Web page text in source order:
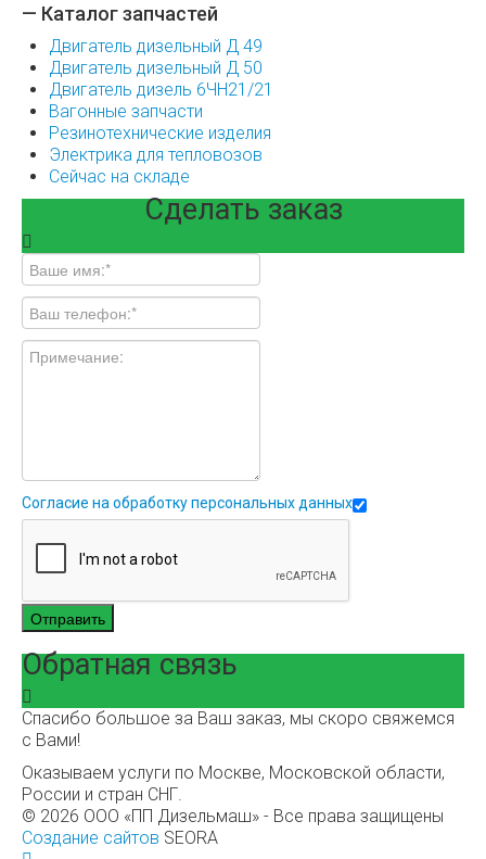
— Каталог запчастей
Двигатель дизельный Д 49
Двигатель дизельный Д 50
Двигатель дизель 6ЧН21/21
Вагонные запчасти
Резинотехнические изделия
Электрика для тепловозов
Сейчас на складе
Сделать заказ
Согласие на обработку персональных данных
Отправить
Обратная связь
Спасибо большое за Ваш заказ, мы скоро свяжемся
с Вами!
Оказываем услуги по Москве, Московской области,
России и стран СНГ.
© 2026 ООО «ПП Дизельмаш» - Все права защищены
Создание сайтов SEORA